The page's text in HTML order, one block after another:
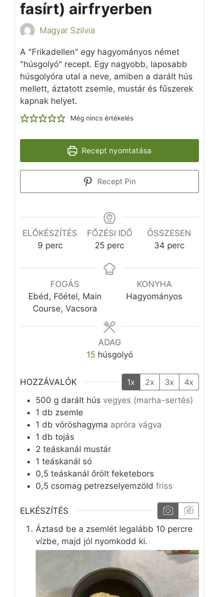
fasírt) airfryerben
Magyar Szilvia
A "Frikadellen" egy hagyományos német
"húsgolyó" recept. Egy nagyobb, laposabb
húsgolyóra utal a neve, amiben a darált hús
mellett, áztatott zsemle, mustár és fűszerek
kapnak helyet.
Még nincs értékelés
Recept nyomtatása
Recept Pin
ELŐKÉSZÍTÉS
9perc
perc
FŐZÉSI IDŐ
25perc
perc
ÖSSZESEN
34 perc
perc
FOGÁS
Ebéd, Főétel, Main
Course, Vacsora
KONYHA
Hagyományos
ADAG
15 húsgolyó
HOZZÁVALÓK 1x 2x 3x
4x
500 g darált hús vegyes (marha-sertés)
1 db zsemle
1 db vöröshagyma apróra vágva
1 db tojás
2 teáskanál mustár
1 teáskanál só
0,5 teáskanál őrölt feketebors
0,5 csomag petrezselyemzöld friss
ELKÉSZÍTÉS
Áztasd be a zsemlét legalább 10 percre
vízbe, majd jól nyomkodd ki.